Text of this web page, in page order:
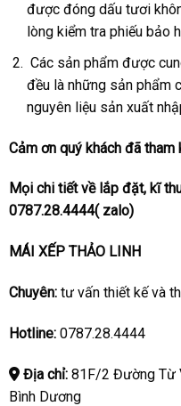
được đóng dấu tươi
lòng kiểm tra phiếu bảo
Các sản phẩm được
đều là những sản phẩm
nguyên liệu sản xuất
Cảm ơn quý khách đã
Mọi chi tiết về lắp đặt, kĩ
0787.28.4444( zalo)
MÁI XẾP THẢO LINH
Chuyên:tư vấn thiết kế và
Hotline:0787.28.4444
Địa chỉ:81F/2 Đường Từ
Bình Dương